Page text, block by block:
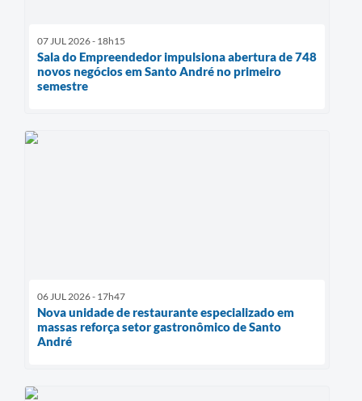
07 JUL 2026 - 18h15
Sala do Empreendedor impulsiona abertura de 748
novos negócios em Santo André no primeiro
semestre
06 JUL 2026 - 17h47
Nova unidade de restaurante especializado em
massas reforça setor gastronômico de Santo
André